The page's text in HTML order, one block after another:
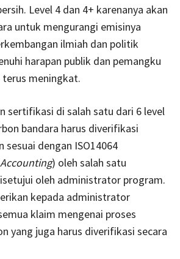
Level 4 dan 4+ karenanya akan
untuk mengurangi emisinya
ilmiah dan politik
harapan publik dan pemangku
meningkat.
sertifikasi di salah satu dari 6 level
bandara harus diverifikasi
sesuai dengan ISO14064
) oleh salah satu
oleh administrator program.
kepada administrator
klaim mengenai proses
yang juga harus diverifikasi secara